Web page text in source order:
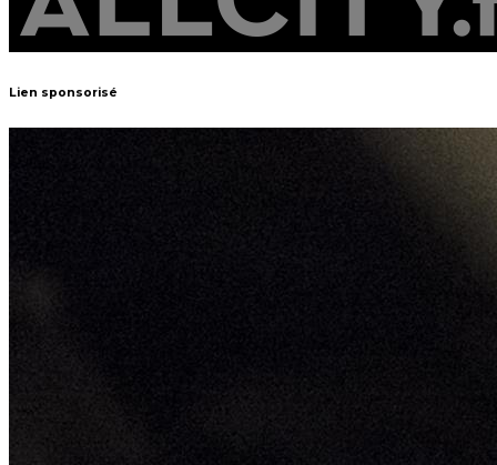
Lien sponsorisé